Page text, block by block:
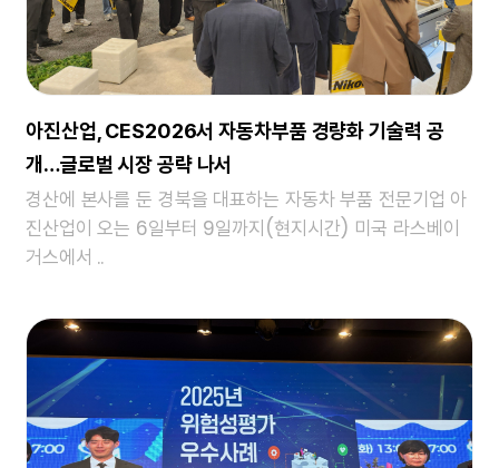
아진산업, CES2026서 자동차부품 경량화 기술력 공
개…글로벌 시장 공략 나서
경산에 본사를 둔 경북을 대표하는 자동차 부품 전문기업 아
진산업이 오는 6일부터 9일까지(현지시간) 미국 라스베이
거스에서 ..